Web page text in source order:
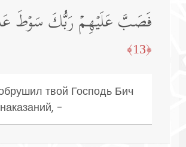
فَصَبَّ عَلَیۡهِمۡ رَبُّكَ سَوۡطَ
﴿13﴾
твой Господь Бич
-